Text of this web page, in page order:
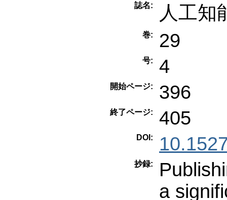
誌名: 人工知
巻: 29
号: 4
開始ページ: 396
終了ページ: 405
DOI:
抄録:
a